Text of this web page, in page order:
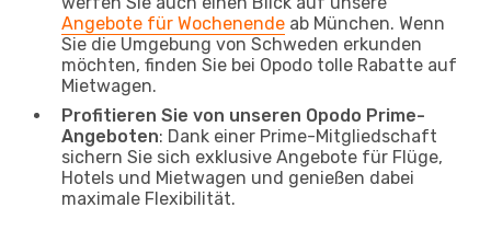
Angebote für Wochenende ab München. Wenn
Sie die Umgebung von Schweden erkunden
möchten, finden Sie bei Opodo tolle Rabatte auf
Mietwagen.
Profitieren Sie von unseren Opodo Prime-
Angeboten: Dank einer Prime-Mitgliedschaft
sichern Sie sich exklusive Angebote für Flüge,
Hotels und Mietwagen und genießen dabei
maximale Flexibilität.